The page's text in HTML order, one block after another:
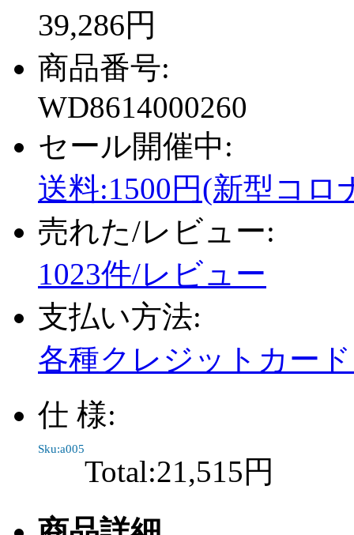
39,286円
商品番号:
WD8614000260
セール開催中:
送料:1500円(新型コロ
売れた/レビュー:
1023件/レビュー
支払い方法:
各種クレジットカー
仕 様:
Sku:a005
Total:21,515円